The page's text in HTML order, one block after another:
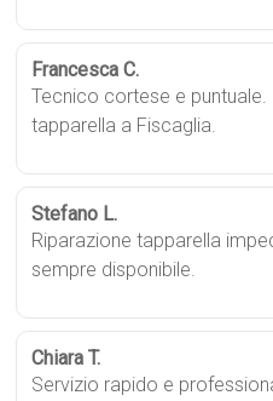
Francesca C.
Tecnico cortese e
tapparella a Fiscaglia.
Stefano L.
Riparazione tapparella
sempre disponibile.
Chiara T.
Servizio rapido e